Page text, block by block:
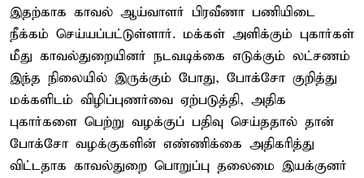
இதற்காக காவல் ஆய்வாளர் பிரவீணா பணியிடை
நீக்கம் செய்யப்பட்டுள்ளார். மக்கள் அளிக்கும் புகார்கள்
மீது காவல்துறையினர் நடவடிக்கை எடுக்கும் லட்சணம்
இந்த நிலையில் இருக்கும் போது, போக்சோ குறித்து
மக்களிடம் விழிப்புணர்வை ஏற்படுத்தி, அதிக
புகார்களை பெற்று வழக்குப் பதிவு செய்ததால் தான்
போக்சோ வழக்குகளின் எண்ணிக்கை அதிகரித்து
விட்டதாக காவல்துறை பொறுப்பு தலைமை இயக்குனர்